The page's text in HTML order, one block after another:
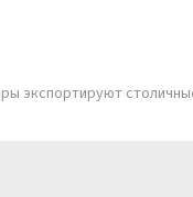
экспортируют